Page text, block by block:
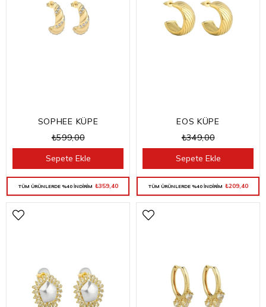
SOPHEE KÜPE
₺599,00
TÜM ÜRÜNLERDE %40 İNDİRİM ₺359,40
Sepete Ekle
EOS KÜPE
₺349,00
TÜM ÜRÜNLERDE %40 İNDİRİM ₺209,40
Sepete Ekle